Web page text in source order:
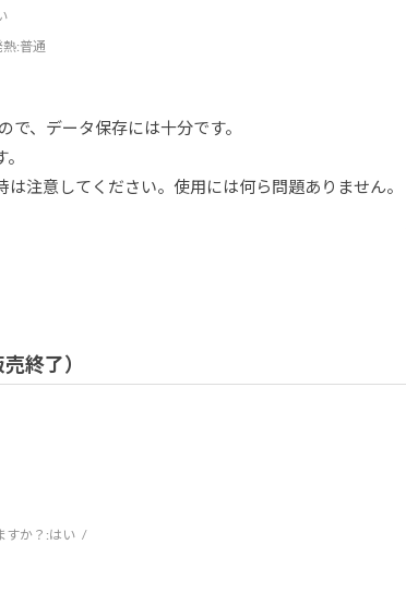
熱:普通
、データ保存には十分です。
注意してください。使用には何ら問題ありません。
終了）
すか？:はい